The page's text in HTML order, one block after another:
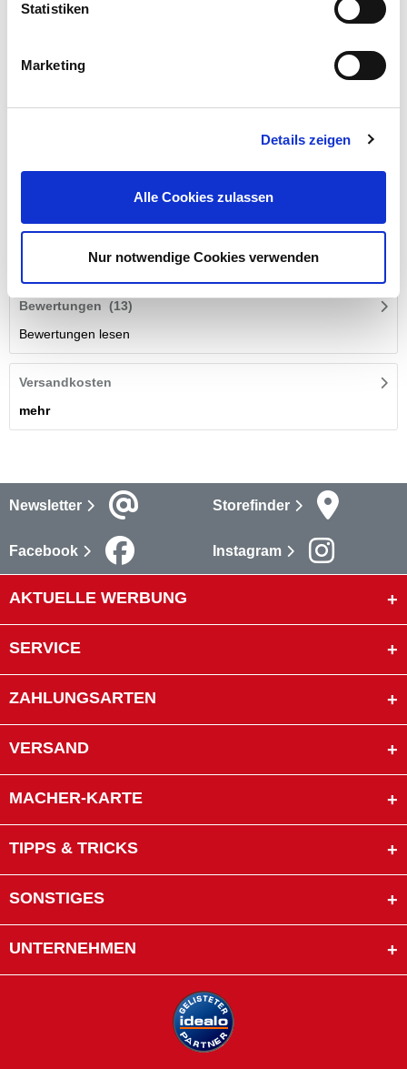
Statistiken
Marketing
Details zeigen
Alle Cookies zulassen
Nur notwendige Cookies verwenden
10,00 € / kg
Kiefernholz eignet sich zum Verlegen für Terrassen oder
sonstige begehbaren Außenflächen.
Bewertungen (13)
Bewertungen lesen
Versandkosten
mehr
Newsletter Storefinder
Facebook Instagram
AKTUELLE WERBUNG
SERVICE
ZAHLUNGSARTEN
VERSAND
MACHER-KARTE
TIPPS & TRICKS
SONSTIGES
UNTERNEHMEN